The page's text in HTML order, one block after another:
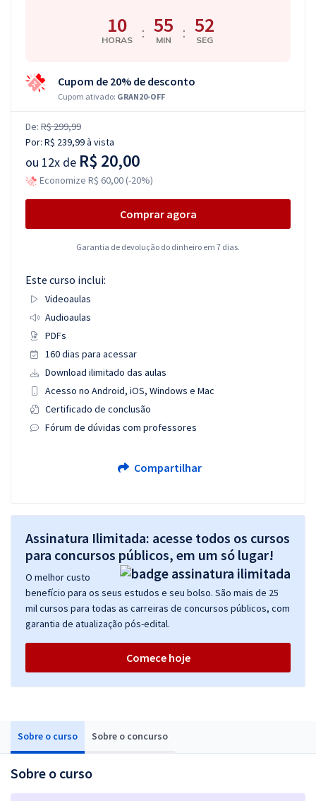
Sobre o curso Sobre o concurso
Sobre o curso
10
HORAS : 55
MIN : 51
SEG
Cupom de 20% de desconto
Cupom ativado: GRAN20-OFF
De: R$ 299,99
Por: R$ 239,99à vista
ou 12x de R$ 20,00
Economize R$ 60,00 (-20%)
Comprar agora
Garantia de devolução do dinheiro em 7 dias.
Este curso inclui:
Videoaulas
Audioaulas
PDFs
160 dias para acessar
Download ilimitado das aulas
Acesso no Android, iOS, Windows e Mac
Certificado de conclusão
Fórum de dúvidas com professores
Compartilhar
Assinatura Ilimitada: acesse todos os cursos
para concursos públicos, em um só lugar!
O melhor custo
benefício para os seus estudos e seu bolso. São mais de 25
mil cursos para todas as carreiras de concursos públicos, com
garantia de atualização pós-edital.
Comece hoje